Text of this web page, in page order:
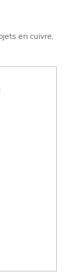
en cuivre,